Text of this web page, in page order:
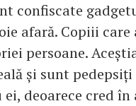
confiscate
afară. Copiii care
persoane.
și sunt
deoarece cred în